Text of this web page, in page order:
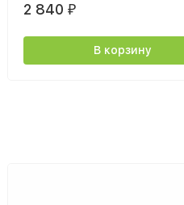
2 840 ₽
В корзину